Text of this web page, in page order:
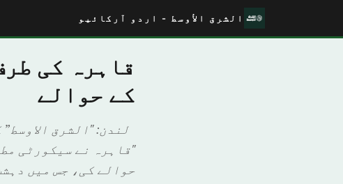
الشرق الأوسط - اردو آرکائیو
قاہرہ کی
کے حوالے
لندن: "الشرق
"قاہرہ نے سیکورٹی
حوالے کی، جس میں